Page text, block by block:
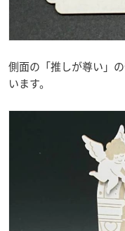
側面の「推しが尊い」
います。